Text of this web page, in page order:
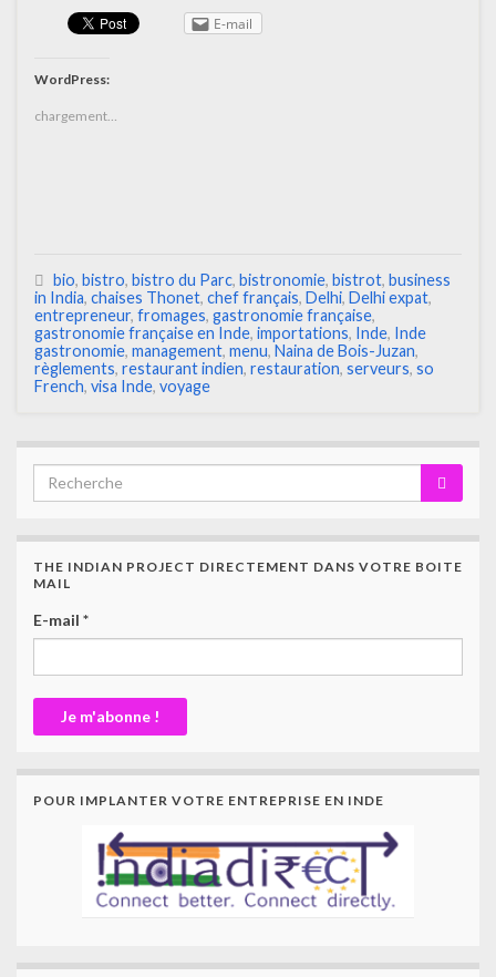
E-mail
WordPress:
chargement…
bio, bistro, bistro du Parc, bistronomie, bistrot, business
in India, chaises Thonet, chef français, Delhi, Delhi expat,
entrepreneur, fromages, gastronomie française,
gastronomie française en Inde, importations, Inde, Inde
gastronomie, management, menu, Naina de Bois-Juzan,
règlements, restaurant indien, restauration, serveurs, so
French, visa Inde, voyage
THE INDIAN PROJECT DIRECTEMENT DANS VOTRE BOITE
MAIL
E-mail *
POUR IMPLANTER VOTRE ENTREPRISE EN INDE